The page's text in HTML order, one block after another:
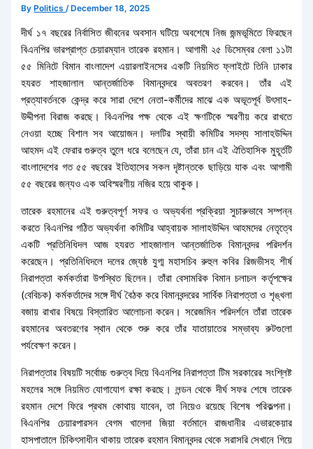
ByPolitics/December 18, 2025
দীর্ঘ ১৭ বছরের নির্বাসিত জীবনের অবসান ঘটিয়ে অবশেষে নিজ জন্মভূমিতে ফিরছেন
বিএনপির ভারপ্রাপ্ত চেয়ারম্যান তারেক রহমান। আগামী ২৫ ডিসেম্বর বেলা ১১টা
৫৫ মিনিটে বিমান বাংলাদেশ এয়ারলাইনসের একটি নিয়মিত ফ্লাইটে তিনি ঢাকার
হযরত শাহজালাল আন্তর্জাতিক বিমানবন্দরে অবতরণ করবেন। তাঁর এই
প্রত্যাবর্তনকে কেন্দ্র করে সারা দেশে নেতা-কর্মীদের মাঝে এক অভূতপূর্ব উৎসাহ-
উদ্দীপনা বিরাজ করছে। বিএনপির পক্ষ থেকে এই ক্ষণটিকে স্মরণীয় করে রাখতে
নেওয়া হচ্ছে বিশাল সব আয়োজন। দলটির স্থায়ী কমিটির সদস্য সালাহউদ্দিন
আহমদ এই ফেরার গুরুত্ব তুলে ধরে বলেছেন যে, তাঁরা চান এই ঐতিহাসিক মুহূর্তটি
বাংলাদেশের গত ৫৫ বছরের ইতিহাসের সকল দৃষ্টান্তকে ছাড়িয়ে যাক এবং আগামী
৫৫ বছরের জন্যও এক অবিস্মরণীয় নজির হয়ে থাকুক।
তারেক রহমানের এই গুরুত্বপূর্ণ সফর ও অভ্যর্থনা প্রক্রিয়া সুচারুভাবে সম্পন্ন
করতে বিএনপির গঠিত অভ্যর্থনা কমিটির আহ্বায়ক সালাহউদ্দিন আহমদের নেতৃত্বে
একটি প্রতিনিধিদল আজ হযরত শাহজালাল আন্তর্জাতিক বিমানবন্দর পরিদর্শন
করেছেন। প্রতিনিধিদলে দলের জ্যেষ্ঠ যুগ্ম মহাসচিব রুহুল কবির রিজভীসহ শীর্ষ
নিরাপত্তা কর্মকর্তারা উপস্থিত ছিলেন। তাঁরা বেসামরিক বিমান চলাচল কর্তৃপক্ষের
(বেবিচক) কর্মকর্তাদের সঙ্গে দীর্ঘ বৈঠক করে বিমানবন্দরের সার্বিক নিরাপত্তা ও শৃঙ্খলা
বজায় রাখার বিষয়ে বিস্তারিত আলোচনা করেন। সরেজমিন পরিদর্শনে তাঁরা তারেক
রহমানের অবতরণের স্থান থেকে শুরু করে তাঁর যাতায়াতের সম্ভাব্য রুটগুলো
পর্যবেক্ষণ করেন।
নিরাপত্তার বিষয়টি সর্বোচ্চ গুরুত্ব দিয়ে বিএনপির নিরাপত্তা টিম সরকারের সংশ্লিষ্ট
মহলের সঙ্গে নিয়মিত যোগাযোগ রক্ষা করছে। লন্ডন থেকে দীর্ঘ সফর শেষে তারেক
রহমান দেশে ফিরে প্রথম কোথায় যাবেন, তা নিয়েও রয়েছে বিশেষ পরিকল্পনা।
বিএনপির চেয়ারপারসন বেগম খালেদা জিয়া বর্তমানে রাজধানীর এভারকেয়ার
হাসপাতালে চিকিৎসাধীন থাকায় তারেক রহমান বিমানবন্দর থেকে সরাসরি সেখানে গিয়ে